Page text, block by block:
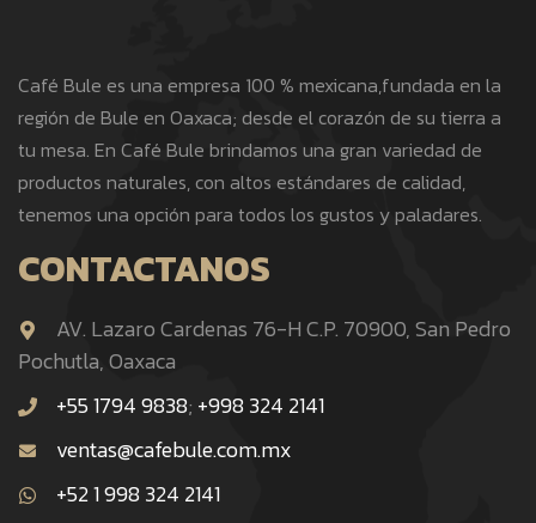
Café Bule es una empresa 100 % mexicana,fundada en la
región de Bule en Oaxaca; desde el corazón de su tierra a
tu mesa. En Café Bule brindamos una gran variedad de
productos naturales, con altos estándares de calidad,
tenemos una opción para todos los gustos y paladares.
CONTACTANOS
AV. Lazaro Cardenas 76-H C.P. 70900, San Pedro
Pochutla, Oaxaca
+55 1794 9838; +998 324 2141
ventas@cafebule.com.mx
+52 1 998 324 2141